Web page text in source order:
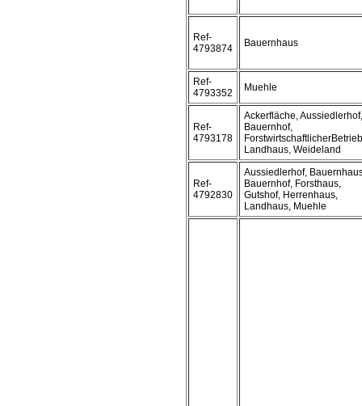
Ref-
4793874
Bauernhaus
Ref-
4793352
Muehle
Ref-
4793178
Ackerfläche, Aussiedlerhof,
Bauernhof,
Landhaus, Weideland
Ref-
4792830
Aussiedlerhof,
Bauernhof, Forsthaus,
Gutshof, Herrenhaus,
Landhaus, Muehle